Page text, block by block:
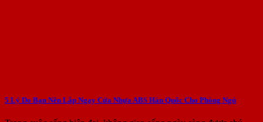
5 Lý Do Bạn Nên Lắp Ngay Cửa Nhựa ABS Hàn Quốc Cho Phòng Ngủ